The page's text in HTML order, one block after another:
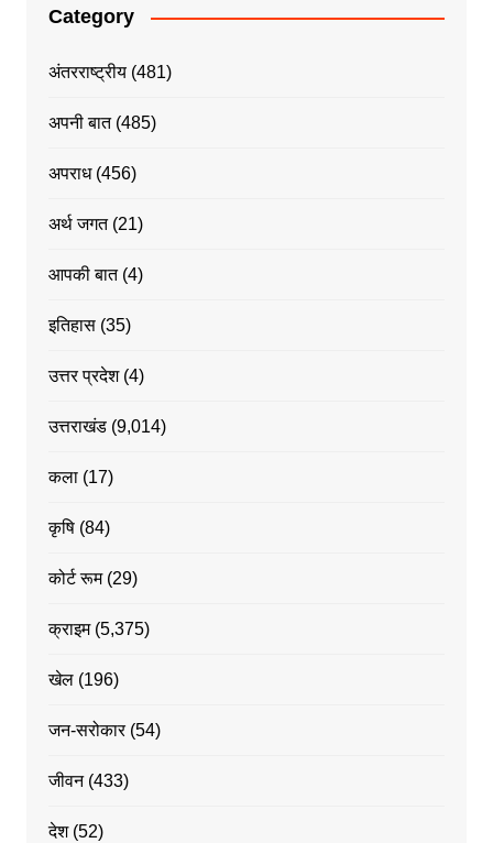
Category
अंतरराष्ट्रीय(481)
अपनी बात(485)
अपराध(456)
अर्थ जगत(21)
आपकी बात(4)
इतिहास(35)
उत्तर प्रदेश(4)
उत्तराखंड(9,014)
कला(17)
कृषि(84)
कोर्ट रूम(29)
क्राइम(5,375)
खेल(196)
जन-सरोकार(54)
जीवन(433)
देश(52)